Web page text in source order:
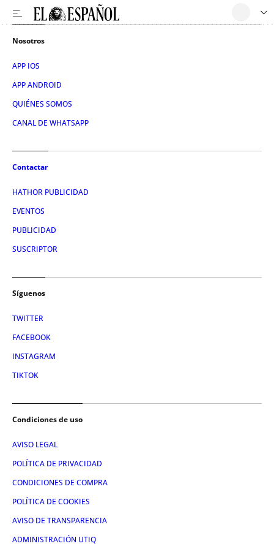
Nosotros
APP IOS
APP ANDROID
QUIÉNES SOMOS
CANAL DE WHATSAPP
Contactar
HATHOR PUBLICIDAD
EVENTOS
PUBLICIDAD
SUSCRIPTOR
Síguenos
TWITTER
FACEBOOK
INSTAGRAM
TIKTOK
Condiciones de uso
AVISO LEGAL
POLÍTICA DE PRIVACIDAD
CONDICIONES DE COMPRA
POLÍTICA DE COOKIES
AVISO DE TRANSPARENCIA
ADMINISTRACIÓN UTIQ